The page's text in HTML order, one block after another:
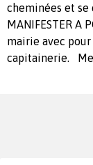
cheminées et se
MANIFESTER A
mairie avec
capitainerie.